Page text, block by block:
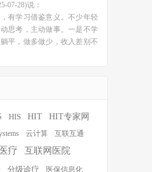
07-28)说：
有学习借鉴意义。不少年轻
思考，主动做事。一是不学
平，做多做少，收入差别不
HIS HIT HIT专家网
云计算 互联互通
疗 互联网医院
分级诊疗 医保信息化